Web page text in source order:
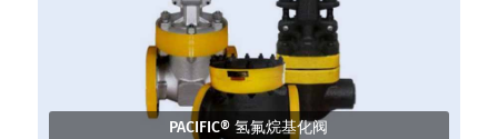
PACIFIC® 氢氟烷基化阀